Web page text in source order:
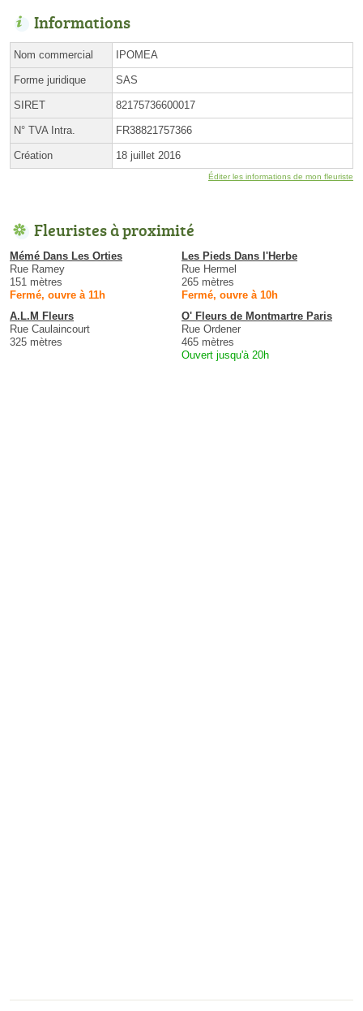
Informations
Nom commercial IPOMEA
Forme juridique SAS
SIRET 82175736600017
N° TVA Intra. FR38821757366
Création 18 juillet 2016
Éditer les informations de mon fleuriste
Fleuristes à proximité
Mémé Dans Les Orties
Rue Ramey
151 mètres
Fermé, ouvre à 11h
Les Pieds Dans l'Herbe
Rue Hermel
265 mètres
Fermé, ouvre à 10h
A.L.M Fleurs
Rue Caulaincourt
325 mètres
O' Fleurs de Montmartre Paris
Rue Ordener
465 mètres
Ouvert jusqu'à 20h